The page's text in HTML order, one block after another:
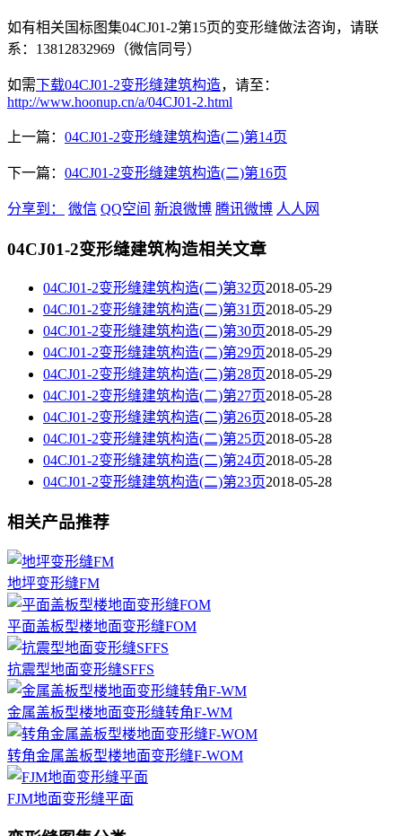
如有相关国标图集04CJ01-2第15页的变形缝做法咨询，请联
系：13812832969（微信同号）
如需下载04CJ01-2变形缝建筑构造，请至：
http://www.hoonup.cn/a/04CJ01-2.html
上一篇： 04CJ01-2变形缝建筑构造(二)第14页
下一篇： 04CJ01-2变形缝建筑构造(二)第16页
分享到： 微信 QQ空间 新浪微博 腾讯微博 人人网
04CJ01-2变形缝建筑构造相关文章
04CJ01-2变形缝建筑构造(二)第32页2018-05-29
04CJ01-2变形缝建筑构造(二)第31页2018-05-29
04CJ01-2变形缝建筑构造(二)第30页2018-05-29
04CJ01-2变形缝建筑构造(二)第29页2018-05-29
04CJ01-2变形缝建筑构造(二)第28页2018-05-29
04CJ01-2变形缝建筑构造(二)第27页2018-05-28
04CJ01-2变形缝建筑构造(二)第26页2018-05-28
04CJ01-2变形缝建筑构造(二)第25页2018-05-28
04CJ01-2变形缝建筑构造(二)第24页2018-05-28
04CJ01-2变形缝建筑构造(二)第23页2018-05-28
相关产品推荐
地坪变形缝FM
平面盖板型楼地面变形缝FOM
抗震型地面变形缝SFFS
金属盖板型楼地面变形缝转角F-WM
转角金属盖板型楼地面变形缝F-WOM
FJM地面变形缝平面